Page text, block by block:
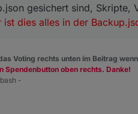
gesichert sind, Skripte,
ist dies alles in der
Voting rechts unten im Beitrag
Spendenbutton oben rechts. Danke!
-